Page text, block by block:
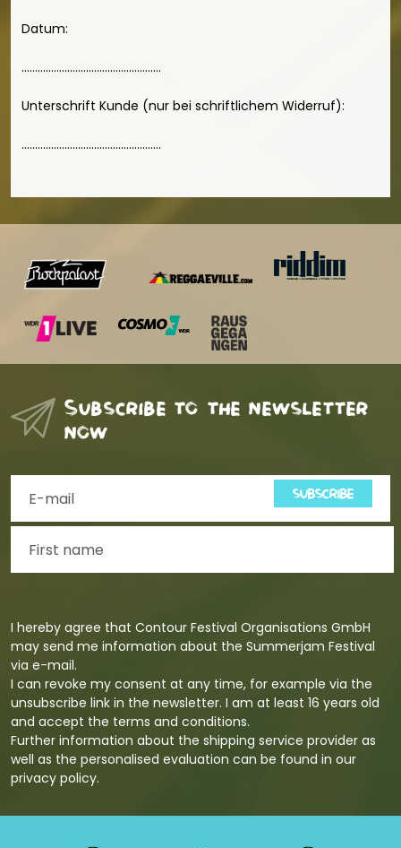
Datum:
....................................................
Unterschrift Kunde (nur bei schriftlichem Widerruf):
....................................................
Subscribe to the newsletter
now
SUBSCRIBE
I hereby agree that Contour Festival Organisations GmbH
may send me information about the Summerjam Festival
via e-mail.
I can revoke my consent at any time, for example via the
unsubscribe link in the newsletter. I am at least 16 years old
and accept the terms and conditions.
Further information about the shipping service provider as
well as the personalised evaluation can be found in our
privacy policy.